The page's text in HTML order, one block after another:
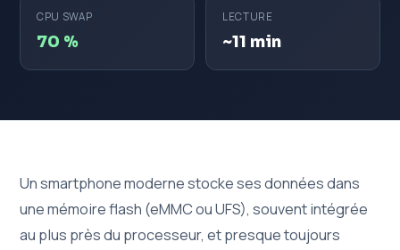
CPU SWAP
70 %
LECTURE
~11 min
Un smartphone moderne stocke ses données dans
une mémoire flash (eMMC ou UFS), souvent intégrée
au plus près du processeur, et presque toujours